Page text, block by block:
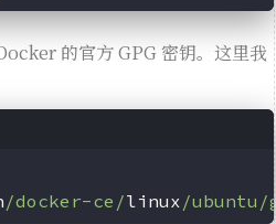
的官方 GPG 密钥。这里我
/docker-ce/linux /ubuntu/g